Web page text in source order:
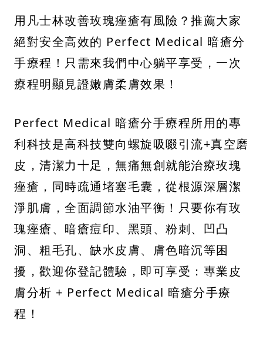
用凡士林改善玫瑰痤瘡有風險？推薦大家
絕對安全高效的 Perfect Medical 暗瘡分
手療程！只需來我們中心躺平享受，一次
療程明顯見證嫩膚柔膚效果！
Perfect Medical 暗瘡分手療程所用的專
利科技是高科技雙向螺旋吸啜引流+真空磨
皮，清潔力十足，無痛無創就能治療玫瑰
痤瘡，同時疏通堵塞毛囊，從根源深層潔
淨肌膚，全面調節水油平衡！只要你有玫
瑰痤瘡、暗瘡痘印、黑頭、粉刺、凹凸
洞、粗毛孔、缺水皮膚、膚色暗沉等困
擾，歡迎你登記體驗，即可享受：專業皮
膚分析 + Perfect Medical 暗瘡分手療
程！